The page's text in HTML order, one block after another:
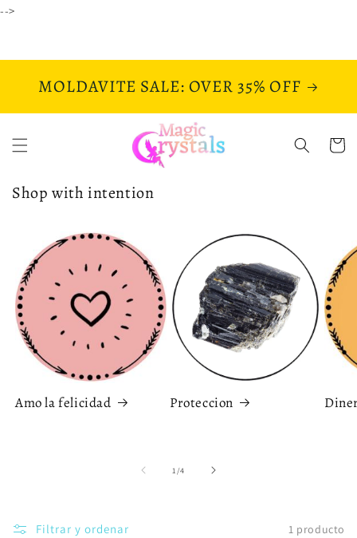
-->
MOLDAVITE SALE: OVER 35% OFF
directamente
Carrito
Shop with intention
Amo la felicidad Proteccion
1 /de
4
Filtrar y ordenar 1 producto